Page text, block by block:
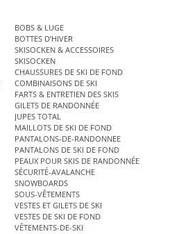
BOBS & LUGE
BOTTES D’HIVER
SKISOCKEN & ACCESSOIRES
SKISOCKEN
CHAUSSURES DE SKI DE FOND
COMBINAISONS DE SKI
FARTS & ENTRETIEN DES SKIS
GILETS DE RANDONNÉE
JUPES TOTAL
MAILLOTS DE SKI DE FOND
PANTALONS-DE-RANDONNEE
PANTALONS DE SKI DE FOND
PEAUX POUR SKIS DE RANDONNÉE
SÉCURITÉ-AVALANCHE
SNOWBOARDS
SOUS-VÊTEMENTS
VESTES ET GILETS DE SKI
VESTES DE SKI DE FOND
VÊTEMENTS-DE-SKI